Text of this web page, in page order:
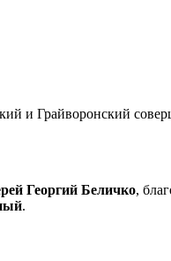
и Грайворонский
Георгий Беличко,
.